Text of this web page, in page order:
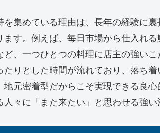
を集めている理由は、長年の経験に
す。例えば、毎日市場から仕入れ
、一つひとつの料理に店主の強い
りとした時間が流れており、落ち
地元密着型だからこそ実現できる良
々に「また来たい」と思わせる強い